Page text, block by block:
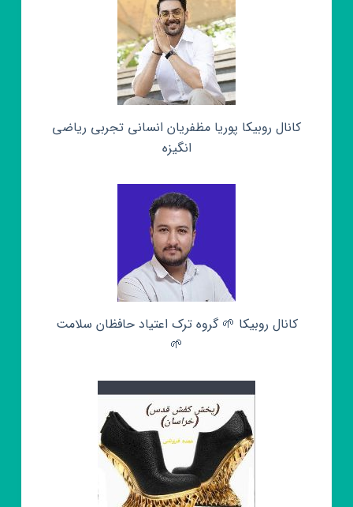
کانال روبیکا پوریا مظفریان انسانی تجربی ریاضی
انگیزه
کانال روبیکا 🌱 گروه ترک اعتیاد حافظان سلامت
🌱